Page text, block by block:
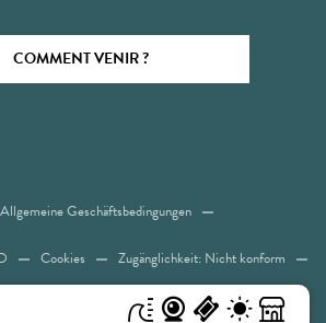
COMMENT VENIR ?
Allgemeine Geschäftsbedingungen
Cookies Zugänglichkeit: Nicht konform